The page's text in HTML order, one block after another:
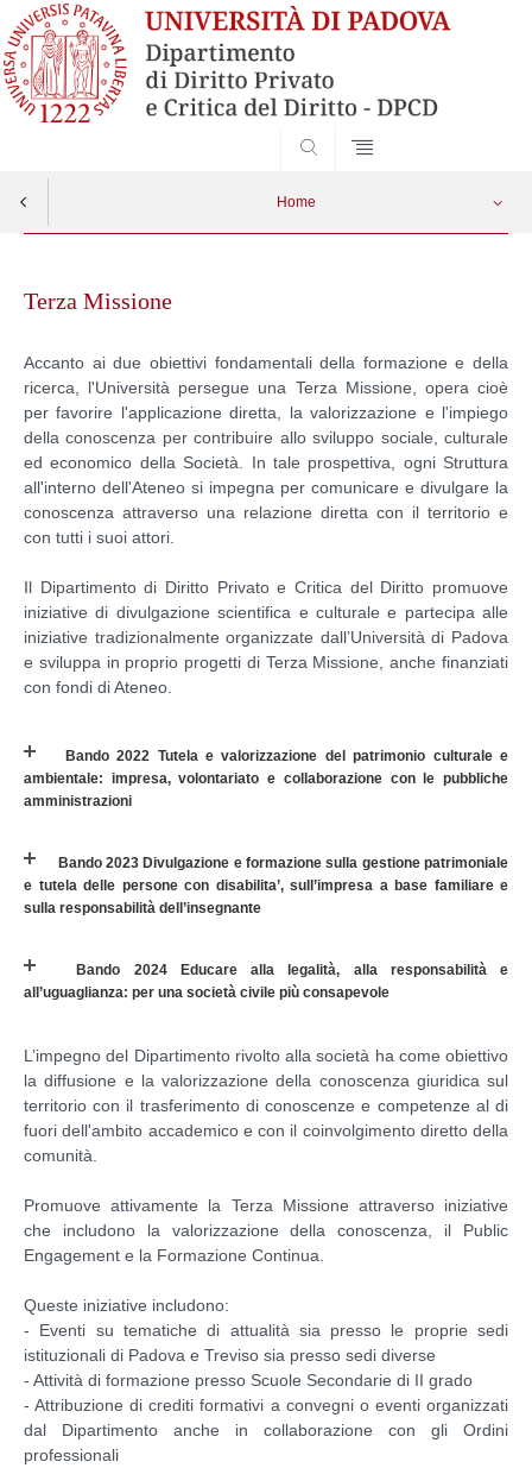
Home
contentTerza Missione
Accanto ai due obiettivi fondamentali della formazione e della
ricerca, l'Università persegue una Terza Missione, opera cioè
per favorire l'applicazione diretta, la valorizzazione e l'impiego
della conoscenza per contribuire allo sviluppo sociale, culturale
ed economico della Società. In tale prospettiva, ogni Struttura
all'interno dell'Ateneo si impegna per comunicare e divulgare la
conoscenza attraverso una relazione diretta con il territorio e
con tutti i suoi attori.
Il Dipartimento di Diritto Privato e Critica del Diritto promuove
iniziative di divulgazione scientifica e culturale e partecipa alle
iniziative tradizionalmente organizzate dall’Università di Padova
e sviluppa in proprio progetti di Terza Missione, anche finanziati
con fondi di Ateneo.
Bando 2022 Tutela e valorizzazione del patrimonio culturale e
ambientale: impresa, volontariato e collaborazione con le pubbliche
amministrazioni
Bando 2023 Divulgazione e formazione sulla gestione patrimoniale
e tutela delle persone con disabilita’, sull’impresa a base familiare e
sulla responsabilità dell’insegnante
Bando 2024 Educare alla legalità, alla responsabilità e
all’uguaglianza: per una società civile più consapevole
L’impegno del Dipartimento rivolto alla società ha come obiettivo
la diffusione e la valorizzazione della conoscenza giuridica sul
territorio con il trasferimento di conoscenze e competenze al di
fuori dell'ambito accademico e con il coinvolgimento diretto della
comunità.
Promuove attivamente la Terza Missione attraverso iniziative
che includono la valorizzazione della conoscenza, il Public
Engagement e la Formazione Continua.
Queste iniziative includono:
- Eventi su tematiche di attualità sia presso le proprie sedi
istituzionali di Padova e Treviso sia presso sedi diverse
- Attività di formazione presso Scuole Secondarie di II grado
- Attribuzione di crediti formativi a convegni o eventi organizzati
dal Dipartimento anche in collaborazione con gli Ordini
professionali